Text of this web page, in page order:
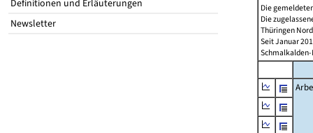
Definitionen und Erläuterungen
Newsletter
Die
Die
Thüringen
Seit Januar